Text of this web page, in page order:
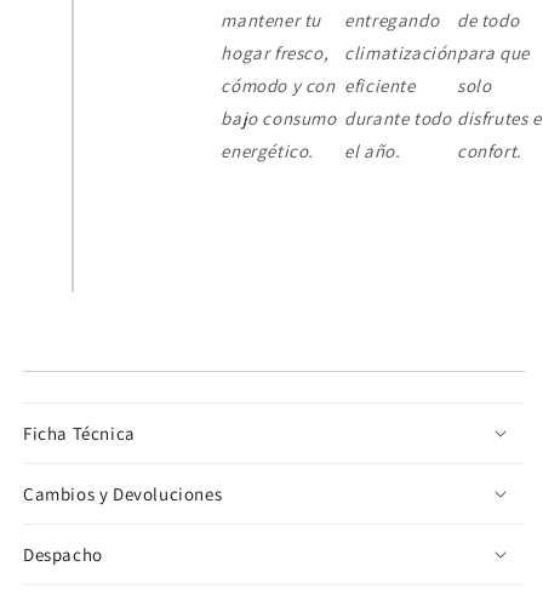
mantener tu
hogar fresco,
cómodo y con
bajo consumo
energético.
entregando
climatización
eficiente
durante todo
el año.
de todo
para que
solo
disfrutes
confort.
Ficha Técnica
Cambios y Devoluciones
Despacho